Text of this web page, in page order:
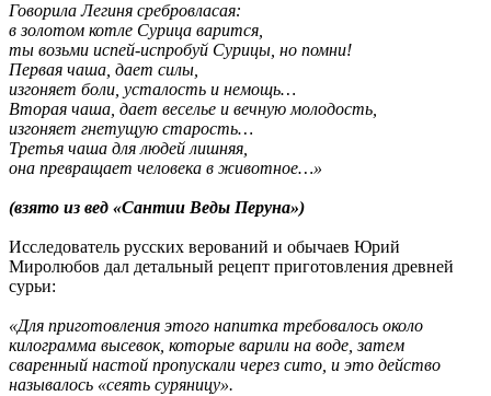
Говорила Легиня сребровласая:
в золотом котле Сурица варится,
ты возьми испей-испробуй Сурицы, но помни!
Первая чаша, дает силы,
изгоняет боли, усталость и немощь…
Вторая чаша, дает веселье и вечную молодость,
изгоняет гнетущую старость…
Третья чаша для людей лишняя,
она превращает человека в животное…»
(взято из вед «Сантии Веды Перуна»)
Исследователь русских верований и обычаев Юрий
Миролюбов дал детальный рецепт приготовления древней
сурьи:
«Для приготовления этого напитка требовалось около
килограмма высевок, которые варили на воде, затем
сваренный настой пропускали через сито, и это действо
называлось «сеять суряницу».